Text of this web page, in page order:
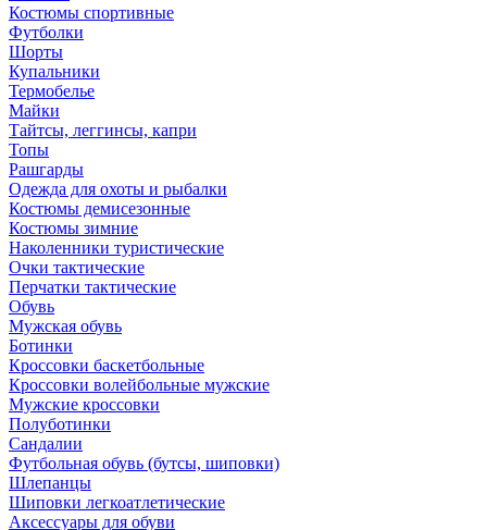
Костюмы спортивные
Футболки
Шорты
Купальники
Термобелье
Майки
Тайтсы, леггинсы, капри
Топы
Рашгарды
Одежда для охоты и рыбалки
Костюмы демисезонные
Костюмы зимние
Наколенники туристические
Очки тактические
Перчатки тактические
Обувь
Мужская обувь
Ботинки
Кроссовки баскетбольные
Кроссовки волейбольные мужские
Мужские кроссовки
Полуботинки
Сандалии
Футбольная обувь (бутсы, шиповки)
Шлепанцы
Шиповки легкоатлетические
Аксессуары для обуви